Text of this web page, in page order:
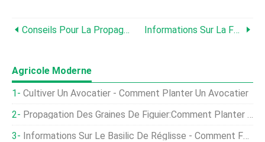
Conseils Pour La Propagation Du Basilic Informations Sur La Façon De Faire Pousser Du Basilic À L'intérieur
Agricole Moderne
Cultiver Un Avocatier - Comment Planter Un Avocatier
Propagation Des Graines De Figuier:Comment Planter Des Graines De Figuier
Informations Sur Le Basilic De Réglisse - Comment Faire Pousser Une Plante De Basilic De Réglisse